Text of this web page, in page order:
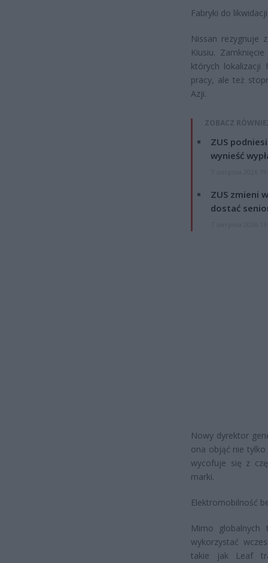
Fabryki do
Nissan rezygnuje
Kiusiu.
których lokalizacji
pracy, ale też
Azji.
ZOBACZ
ZUS
wynieść
ZUS zmieni
dostać
Nowy dyrektor
ona objąć nie
wycofuje się z
marki.
Elektromobilność
Mimo globalnych
wykorzystać
takie jak Leaf